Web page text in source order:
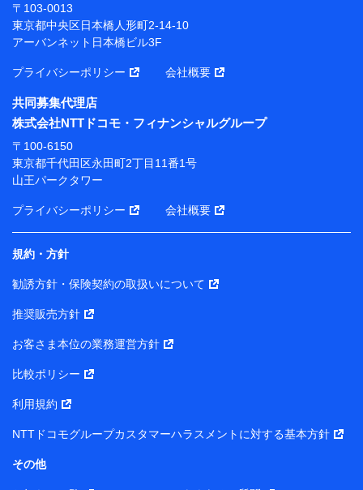
長 吉村 忠義
※ 当社および株式会社NTTドコモは、お客さまの情報
ソナルデータ憲章」に定める行動原則を順守します 。
※ パーソナルデータダッシュボードの「第三者提供の
管理」の設定状態にかかわらず、共同利用する場合があ
ります。
※ dポイントクラブ会員ではないお客さま（2019年12
月11日以降、一度もdポイントクラブ会員であったこと
がないお客さまに限る）に関する、2019年12月10日以
前に取得した個人データは、こちら の利用目的の範囲内
当社は株式会社NTTドコモ・フィナンシャルグループ
との間で、以下のとおり個人データを共同利用しま
す。
【共同して利用される利用データの項目】
当社または株式会社NTTドコモ・フィナンシャルグルー
の個人データ
基本情報
性、連絡先、dポイントサービスのご利用に関する情報。例
所、dポイント残高、dポイント利用履歴などが含まれます。
〒103-0013
東京都中央区日本橋人形町2-14-10
アーバンネット日本橋ビル3F
プライバシーポリシー 会社概要
共同募集代理店
株式会社NTTドコモ・フィナンシャルグループ
〒100-6150
東京都千代田区永田町2丁目11番1号
山王パークタワー
プライバシーポリシー 会社概要
規約・方針
勧誘方針・保険契約の取扱いについて
推奨販売方針
お客さま本位の業務運営方針
比較ポリシー
利用規約
NTTドコモグループカスタマーハラスメントに対する基本方針
その他